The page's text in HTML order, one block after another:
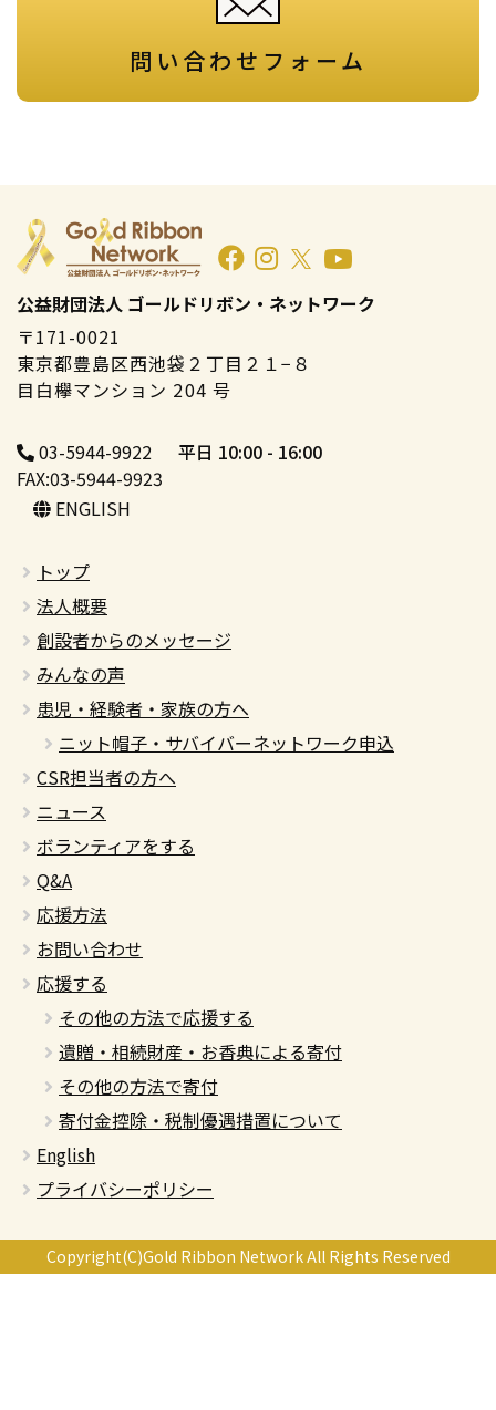
問い合わせフォーム
公益財団法人 ゴールドリボン・ネットワーク
〒171-0021
東京都豊島区西池袋２丁目２１−８
目白欅マンション 204 号
03-5944-9922
平日 10:00 - 16:00
FAX:03-5944-9923
ENGLISH
トップ
法人概要
創設者からのメッセージ
みんなの声
患児・経験者・家族の方へ
ニット帽子・サバイバーネットワーク申込
CSR担当者の方へ
ニュース
ボランティアをする
Q&A
応援方法
お問い合わせ
応援する
その他の方法で応援する
遺贈・相続財産・お香典による寄付
その他の方法で寄付
寄付金控除・税制優遇措置について
English
プライバシーポリシー
Copyright(C)Gold Ribbon Network All Rights Reserved